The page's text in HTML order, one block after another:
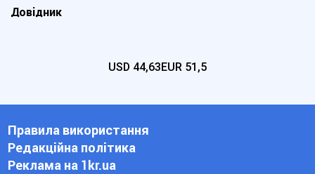
Довідник
USD 44,63EUR 51,5
Правила використання
Редакційна політика
Реклама на 1kr.ua